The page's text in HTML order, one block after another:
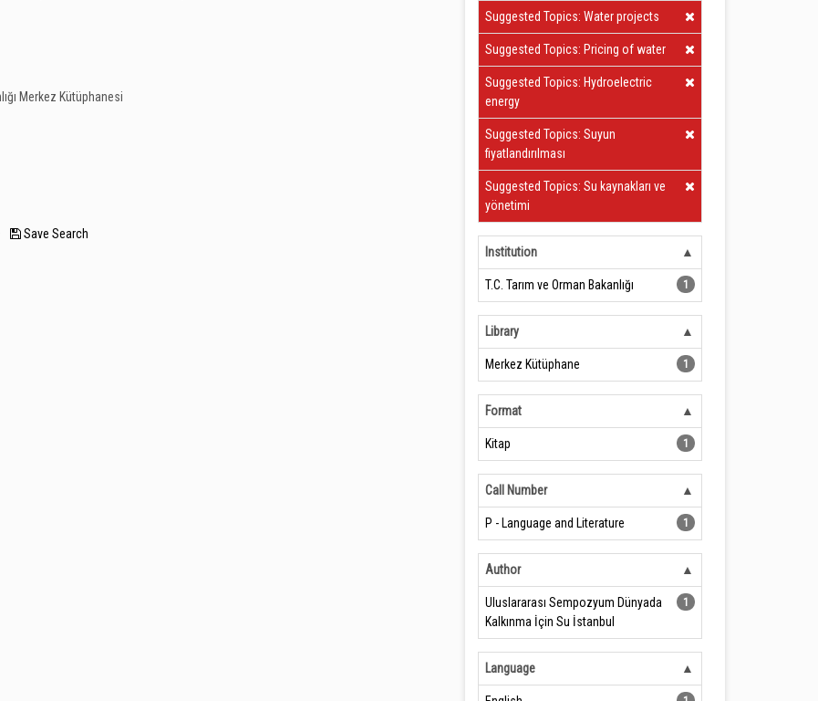
Merkez Kütüphanesi
Save Search
Clear Filter
Suggested Topics: Water projects
Clear Filter
Suggested Topics: Pricing of water
Clear Filter
Suggested Topics: Hydroelectric
energy
Clear Filter
Suggested Topics: Suyun
fiyatlandırılması
Clear Filter
Suggested Topics: Su kaynakları ve
yönetimi
Institution
T.C. Tarım ve Orman Bakanlığı 1
Library
Merkez Kütüphane 1
Format
Kitap 1
Call Number
P - Language and Literature 1
Author
Uluslararası Sempozyum Dünyada
Kalkınma İçin Su İstanbul
1
Language